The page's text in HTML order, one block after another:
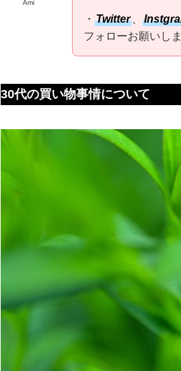
Ami
・ Twitter
フォローお願いしま
30代の買い物事情について